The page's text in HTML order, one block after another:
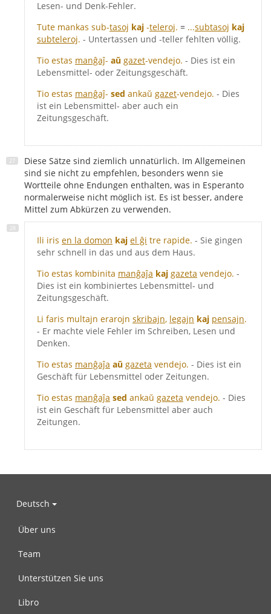
Lesen- und Denk-Fehler.
Tute mankas sub-tasoj kaj -teleroj. = ...subtasoj kaj
subteleroj. - Untertassen und -teller fehlten völlig.
Tio estas manĝaĵ- aŭ gazet-vendejo. - Dies ist ein
Lebensmittel- oder Zeitungsgeschäft.
Tio estas manĝaĵ- sed ankaŭ gazet-vendejo. - Dies
ist ein Lebensmittel- aber auch ein
Zeitungsgeschäft.
Diese Sätze sind ziemlich unnatürlich. Im Allgemeinen
sind sie nicht zu empfehlen, besonders wenn sie
Wortteile ohne Endungen enthalten, was in Esperanto
normalerweise nicht möglich ist. Es ist besser, andere
Mittel zum Abkürzen zu verwenden.
Ili iris en la domon kaj el ĝi tre rapide. - Sie gingen
sehr schnell in das und aus dem Haus.
Tio estas kombinita manĝaĵa kaj gazeta vendejo. -
Dies ist ein kombiniertes Lebensmittel- und
Zeitungsgeschäft.
Li faris multajn erarojn skribajn, legajn kaj pensajn.
- Er machte viele Fehler im Schreiben, Lesen und
Denken.
Tio estas manĝaĵa aŭ gazeta vendejo. - Dies ist ein
Geschäft für Lebensmittel oder Zeitungen.
Tio estas manĝaĵa sed ankaŭ gazeta vendejo. - Dies
ist ein Geschäft für Lebensmittel aber auch
Zeitungen.
Deutsch
Über uns
Team
Unterstützen Sie uns
Libro